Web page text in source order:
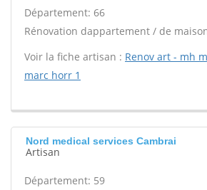
Département: 66
Rénovation dappartement / de
Voir la fiche artisan : Renov art - mh
marc horr 1
Nord medical services Cambrai
Artisan
Département: 59